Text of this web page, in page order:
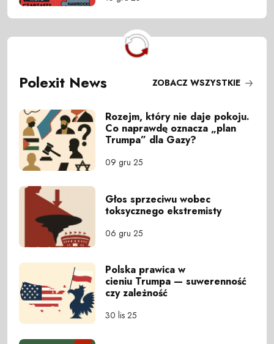
Polexit News ZOBACZ WSZYSTKIE
Rozejm, który nie daje pokoju.
Co naprawdę oznacza „plan
Trumpa” dla Gazy?
09 gru 25
Głos sprzeciwu wobec
toksycznego ekstremisty
06 gru 25
Polska prawica w
cieniu Trumpa — suwerenność
czy zależność
30 lis 25